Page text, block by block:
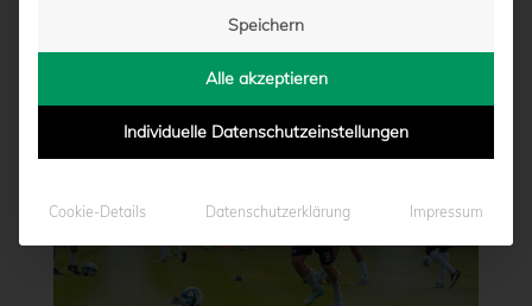
vonMoritz Schwegmann|29.08.2025 - 15:59
Speichern
Alle akzeptieren
Individuelle Datenschutzeinstellungen
Cookie-Details Datenschutzerklärung Impressum